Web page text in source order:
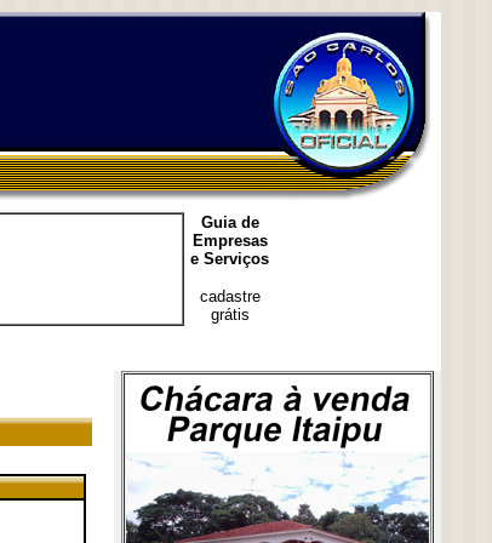
Guia de
Empresas
e Serviços
cadastre
grátis